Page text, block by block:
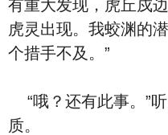
有重大发现，虎丘戍
虎灵出现。我蛟渊的
个措手不及。”
“哦？还有此事。”
质。